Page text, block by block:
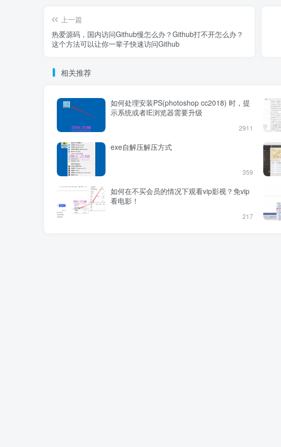
上一篇
热爱源码，国内访问Github慢怎么办？Github打不开怎么办？
这个方法可以让你一辈子快速访问Github
相关推荐
如何处理安装PS(photoshop cc2018) 时，提
示系统或者IE浏览器需要升级
2911
exe自解压解压方式
359
如何在不买会员的情况下观看vip影视？免vip
看电影！
217